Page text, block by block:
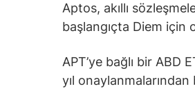
Aptos, akıllı
başlangıçta Diem için
APT’ye bağlı bir ABD
yıl